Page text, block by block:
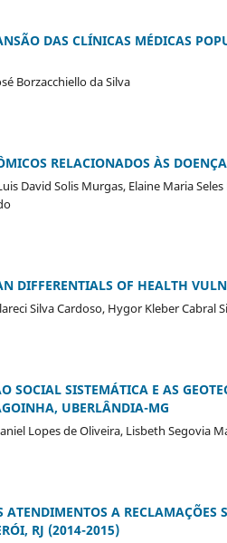
DAS CLÍNICAS MÉDICAS
Borzacchiello da Silva
RELACIONADOS ÀS
David Solis Murgas, Elaine Maria
DIFFERENTIALS OF HEALTH
Silva Cardoso, Hygor Kleber Cabral
SOCIAL SISTEMÁTICA E AS
UBERLÂNDIA-MG
Lopes de Oliveira, Lisbeth Segovia
ATENDIMENTOS A RECLAMAÇÕES
RJ (2014-2015)